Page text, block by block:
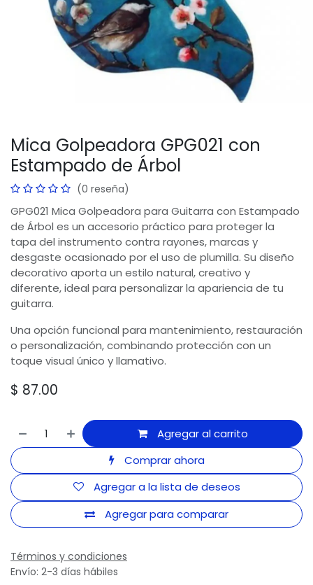
Mica Golpeadora GPG021 con
Estampado de Árbol
(0 reseña)
GPG021 Mica Golpeadora para Guitarra con Estampado
de Árbol es un accesorio práctico para proteger la
tapa del instrumento contra rayones, marcas y
desgaste ocasionado por el uso de plumilla. Su diseño
decorativo aporta un estilo natural, creativo y
diferente, ideal para personalizar la apariencia de tu
guitarra.
Una opción funcional para mantenimiento, restauración
o personalización, combinando protección con un
toque visual único y llamativo.
$ 87.00
Agregar al carrito
Comprar ahora
Agregar para comparar
Agregar a la lista de deseos
Términos y condiciones
Envío: 2-3 días hábiles